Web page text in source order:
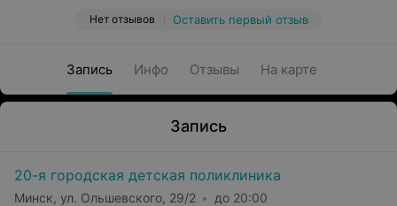
Нет отзывов Оставить первый отзыв
Запись Инфо Отзывы На карте
Запись
20-я городская детская поликлиника
Минск, ул. Ольшевского, 29/2 до 20:00